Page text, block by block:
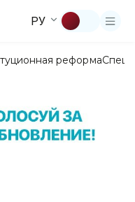
РУ
реформа